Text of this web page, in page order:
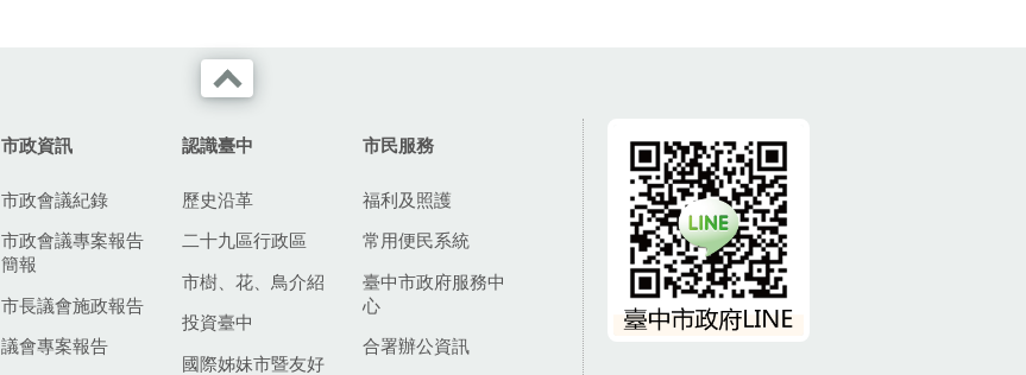
市政資訊
市政會議紀錄
市政會議專案報告
簡報
市長議會施政報告
議會專案報告
認識臺中
歷史沿革
二十九區行政區
市樹、花、鳥介紹
投資臺中
國際姊妹市暨友好
市民服務
福利及照護
常用便民系統
臺中市政府服務中
心
合署辦公資訊